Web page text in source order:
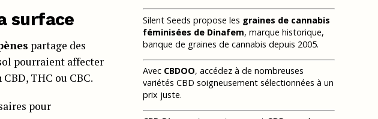
surface
partage des
pourraient affecter
THC ou CBC.
pour
Silent Seeds propose les graines de cannabis
féminisées de Dinafem, marque historique,
banque de graines de cannabis depuis 2005.
Avec CBDOO, accédez à de nombreuses
variétés CBD soigneusement sélectionnées à un
prix juste.